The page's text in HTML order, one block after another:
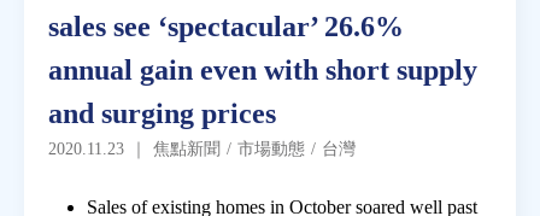
教育推廣
房市分析
研究獎勵
top
sales see ‘spectacular’ 26.6%
annual gain even with short supply
and surging prices
2020.11.23 ｜ 焦點新聞 / 市場動態 / 台灣
Sales of existing homes in October soared well past